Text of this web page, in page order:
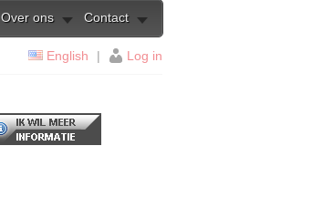
Contact
Over ons
English | Log in